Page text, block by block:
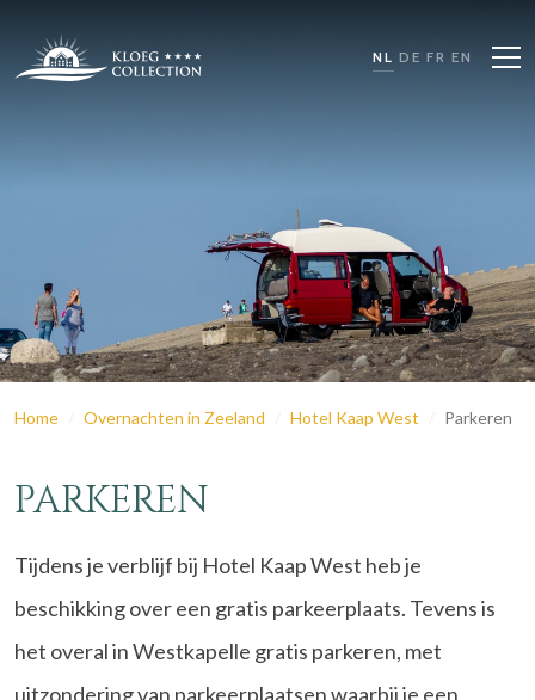
NL DE FR EN
Home Overnachten in Zeeland Hotel Kaap West Parkeren
PARKEREN
Tijdens je verblijf bij Hotel Kaap West heb je
beschikking over een gratis parkeerplaats. Tevens is
het overal in Westkapelle gratis parkeren, met
uitzondering van parkeerplaatsen waarbij je een